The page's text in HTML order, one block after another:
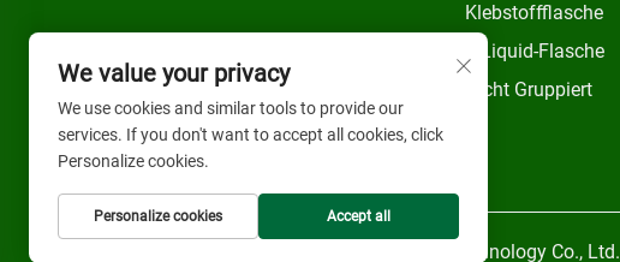
Klebstoffflasche
E-Liquid-Flasche
Nicht Gruppiert
Urheberrecht © 2024 by Shenzhen Qihai Technology Co., Ltd.
We value your privacy
We use cookies and similar tools to provide our
services. If you don't want to accept all cookies, click
Personalize cookies.
Personalize cookies Accept all